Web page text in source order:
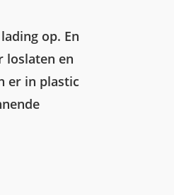
op. En
loslaten en
er in plastic